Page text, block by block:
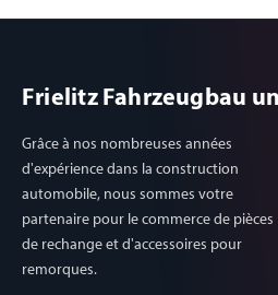
Frielitz Fahrzeugbau
Grâce à nos nombreuses années
d'expérience dans la construction
automobile, nous sommes votre
partenaire pour le commerce de pièces
de rechange et d'accessoires pour
remorques.